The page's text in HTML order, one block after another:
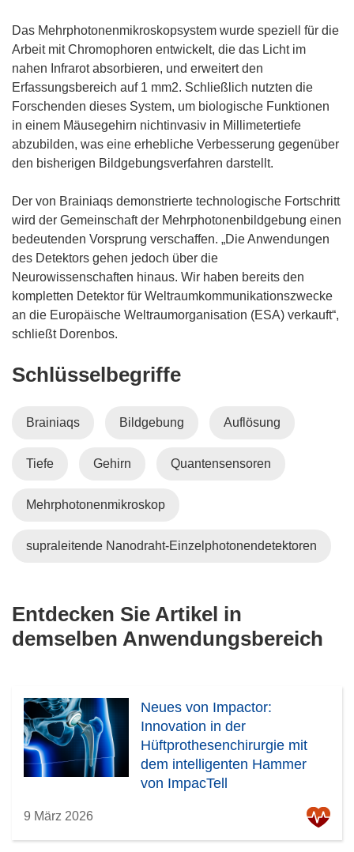
n
n
e
u
e
m
F
e
s
t
e
r
)
Das Mehrphotonenmikroskopsystem wurde speziell für die
Arbeit mit Chromophoren entwickelt, die das Licht im
nahen Infrarot absorbieren, und erweitert den
Erfassungsbereich auf 1 mm2. Schließlich nutzten die
Forschenden dieses System, um biologische Funktionen
in einem Mäusegehirn nichtinvasiv in Millimetertiefe
abzubilden, was eine erhebliche Verbesserung gegenüber
den bisherigen Bildgebungsverfahren darstellt.
Der von Brainiaqs demonstrierte technologische Fortschritt
wird der Gemeinschaft der Mehrphotonenbildgebung einen
bedeutenden Vorsprung verschaffen. „Die Anwendungen
des Detektors gehen jedoch über die
Neurowissenschaften hinaus. Wir haben bereits den
kompletten Detektor für Weltraumkommunikationszwecke
an die Europäische Weltraumorganisation (ESA) verkauft“,
schließt Dorenbos.
Schlüsselbegriffe
Brainiaqs Bildgebung Auflösung
Tiefe Gehirn Quantensensoren
Mehrphotonenmikroskop
supraleitende Nanodraht-Einzelphotonendetektoren
Entdecken Sie Artikel in
demselben Anwendungsbereich
Neues von Impactor:
Innovation in der
Hüftprothesenchirurgie mit
dem intelligenten Hammer
von ImpacTell
9 März 2026